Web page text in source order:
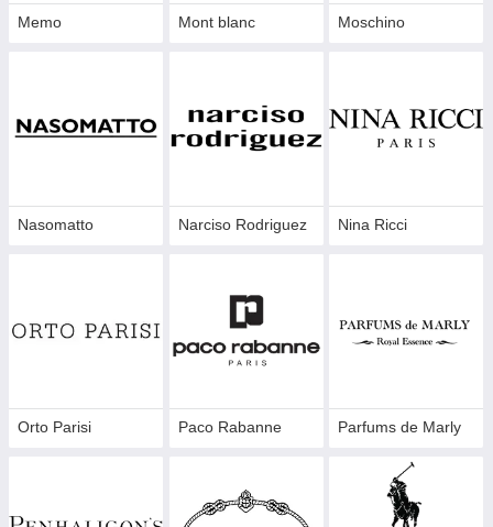
Memo Mont blanc Moschino
Nasomatto Narciso Rodriguez Nina Ricci
Orto Parisi Paco Rabanne Parfums de Marly